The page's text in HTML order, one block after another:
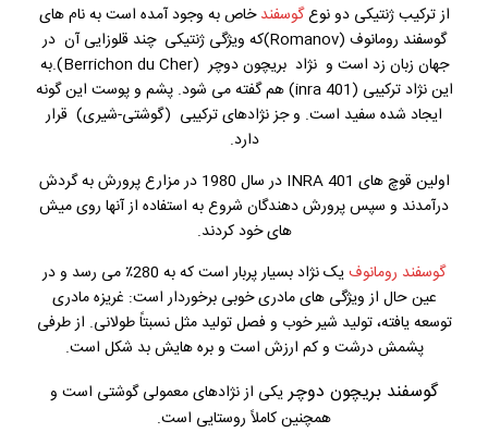
از ترکیب ژنتیکی دو نوعگوسفندخاص به وجود آمده است به نام های
گوسفند رومانوف (Romanov)که ویژگی ژنتیکی چند قلوزایی آن در
جهان زبان زد است و نژاد بریچون دوچر (Berrichon du Cher).
به
این نژاد ترکیبی (inra 401) هم گفته می شود. پشم و پوست این گونه
ایجاد شده سفید است. و جز نژادهای ترکیبی (گوشتی-شیری) قرار
دارد.
اولین قوچ های INRA 401 در سال 1980 در مزارع پرورش به گردش
درآمدند و سپس پرورش دهندگان شروع به استفاده از آنها روی میش
های خود کردند.
گوسفند رومانوف
یک نژاد بسیار پربار است که به 280٪ می رسد و در
عین حال از ویژگی های مادری خوبی برخوردار است: غریزه مادری
توسعه یافته، تولید شیر خوب و فصل تولید مثل نسبتاً طولانی. از طرفی
پشمش درشت و کم ارزش است و بره هایش بد شکل است.
گوسفند بریچون دوچریکی از نژادهای معمولی گوشتی است و
همچنین کاملاً روستایی است.